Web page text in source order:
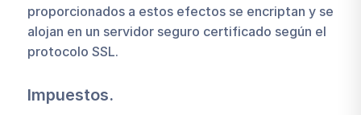
proporcionados a estos efectos se encriptan y se
alojan en un servidor seguro certificado según el
protocolo SSL.
Impuestos.